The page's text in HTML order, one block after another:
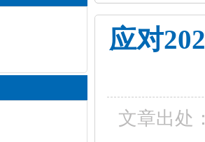
应对
文章出处